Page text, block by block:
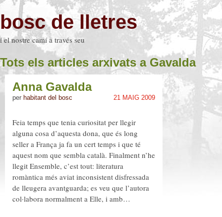
bosc de lletres
i el nostre camí a través seu
Tots els articles arxivats a Gavalda
Anna Gavalda
per habitant del bosc 21 MAIG 2009
Feia temps que tenia curiositat per llegir
alguna cosa d’aquesta dona, que és long
seller a França ja fa un cert temps i que té
aquest nom que sembla català. Finalment n’he
llegit Ensemble, c’est tout: literatura
romàntica més aviat inconsistent disfressada
de lleugera avantguarda; es veu que l’autora
col·labora normalment a Elle, i amb…